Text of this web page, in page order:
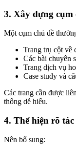
3. Xây dựng cụm
Một cụm chủ đề
Trang trụ cột về
Các bài chuyên
Trang dịch vụ
Case study và
Các trang cần được
thống dễ hiểu.
4. Thể hiện rõ
Nên bổ sung: